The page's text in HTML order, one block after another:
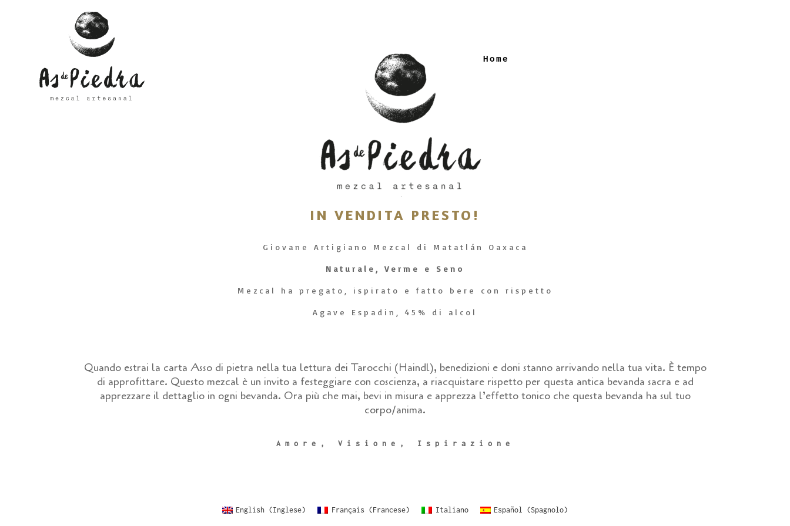
Home
IN VENDITA PRESTO!
Giovane Artigiano Mezcal di Matatlán Oaxaca
Naturale, Verme e Seno
Mezcal ha pregato, ispirato e fatto bere con rispetto
Agave Espadin, 45% di alcol
Quando estrai la carta Asso di pietra nella tua lettura dei Tarocchi (Haindl), benedizioni e doni stanno arrivando nella tua vita. È tempo
di approfittare. Questo mezcal è un invito a festeggiare con coscienza, a riacquistare rispetto per questa antica bevanda sacra e ad
apprezzare il dettaglio in ogni bevanda. Ora più che mai, bevi in misura e apprezza l’effetto tonico che questa bevanda ha sul tuo
corpo/anima.
Amore, Visione, Ispirazione
English (Inglese) Français (Francese) Italiano Español (Spagnolo)